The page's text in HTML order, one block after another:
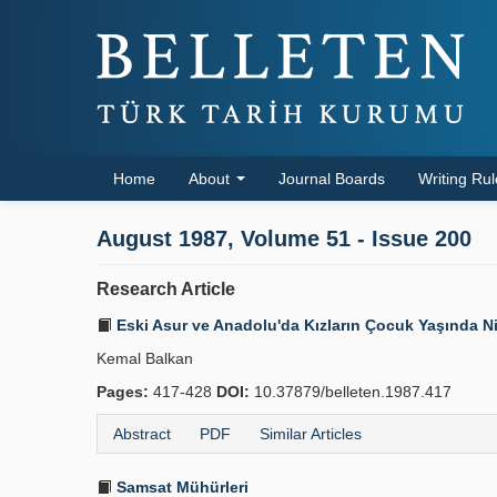
Home About Journal Boards Writing
August 1987, Volume 51 - Issue 200
Research Article
Eski Asur ve Anadolu'da Kızların Çocuk Yaşında
Kemal Balkan
Pages: 417-428 DOI: 10.37879/belleten.1987.417
Abstract PDF Similar Articles
Samsat Mühürleri